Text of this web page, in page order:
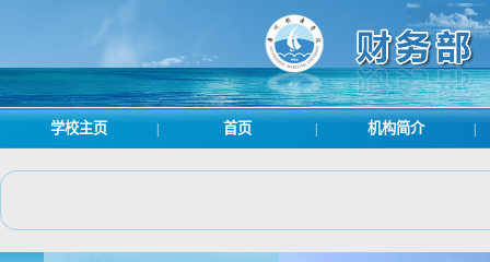
学校主页 首页 机构简介